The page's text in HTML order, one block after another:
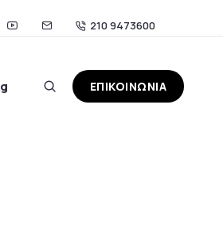
210 9473600
ΕΠΙΚΟΙΝΩΝΙΑ